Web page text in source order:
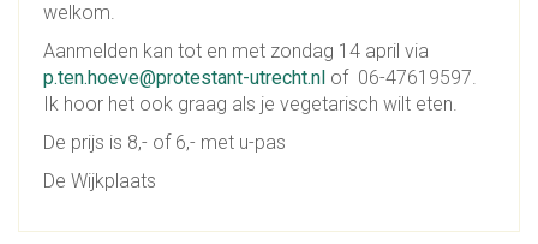
welkom.
Aanmelden kan tot en met zondag 14 april via
p.ten.hoeve@protestant-utrecht.nl of 06-47619597.
Ik hoor het ook graag als je vegetarisch wilt eten.
De prijs is 8,- of 6,- met u-pas
De Wijkplaats